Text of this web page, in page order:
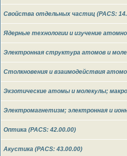
Свойства отдельных частиц (PACS:
Ядерные технологии и изучение
Электронная структура атомов и
Столкновения и взаимодействия
Экзотические атомы и молекулы;
Электромагнетизм; электронная и
Оптика (PACS: 42.00.00)
Акустика (PACS: 43.00.00)